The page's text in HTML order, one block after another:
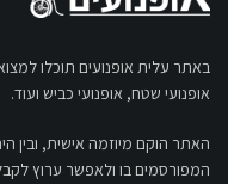
באתר עלית אופנועים תוכלו
אופנועי שטח, אופנועי כביש ועוד.
האתר הוקם מיוזמה אישית,
המפורסמים בו ולאפשר ערוץ